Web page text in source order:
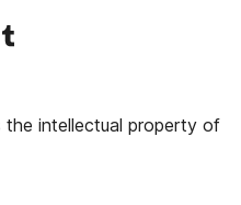
আমাদের টাম্বলার অ্যাকাউন্ট দেখুন
the intellectual property of